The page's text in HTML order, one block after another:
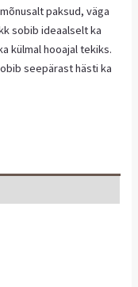
paksud, väga
sobib ideaalselt ka
külmal hooajal tekiks.
seepärast hästi ka